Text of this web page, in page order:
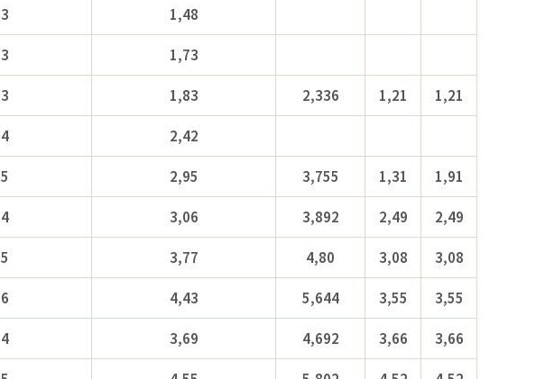
3 1,48
3 1,73
3 1,83 2,336 1,21 1,21
4 2,42
5 2,95 3,755 1,31 1,91
4 3,06 3,892 2,49 2,49
5 3,77 4,80 3,08 3,08
6 4,43 5,644 3,55 3,55
4 3,69 4,692 3,66 3,66